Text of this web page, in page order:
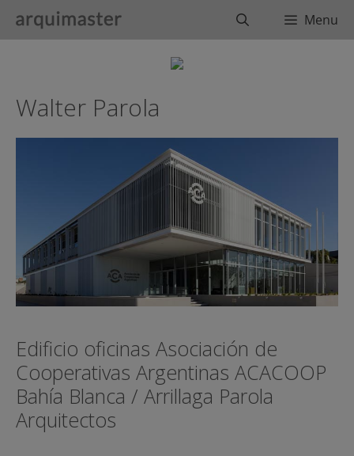
BuscarMenu
Walter Parola
Edificio oficinas Asociación de
Cooperativas Argentinas ACACOOP
Bahía Blanca / Arrillaga Parola
Arquitectos